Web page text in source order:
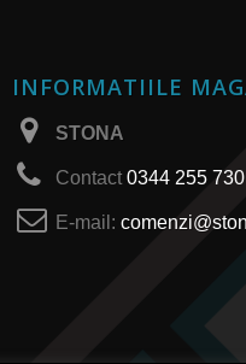
INFORMATIILE
STONA
Contact0344 255
E-mail: